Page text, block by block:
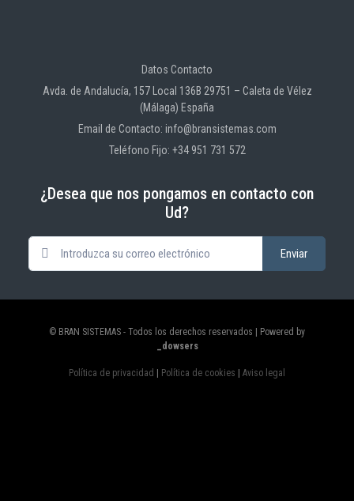
Datos Contacto
Avda. de Andalucía, 157 Local 136B 29751 – Caleta de Vélez
(Málaga) España
Email de Contacto: info@bransistemas.com
Teléfono Fijo: +34 951 731 572
¿Desea que nos pongamos en contacto con
Ud?
© BRAN SISTEMAS - Todos los derechos reservados | Powered by
_dowsers
Política de privacidad Política de cookies Aviso legal